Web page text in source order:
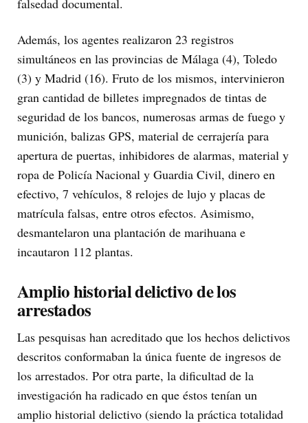
falsedad documental.
Además, los agentes realizaron 23 registros
simultáneos en las provincias de Málaga (4), Toledo
(3) y Madrid (16). Fruto de los mismos, intervinieron
gran cantidad de billetes impregnados de tintas de
seguridad de los bancos, numerosas armas de fuego y
munición, balizas GPS, material de cerrajería para
apertura de puertas, inhibidores de alarmas, material y
ropa de Policía Nacional y Guardia Civil, dinero en
efectivo, 7 vehículos, 8 relojes de lujo y placas de
matrícula falsas, entre otros efectos. Asimismo,
desmantelaron una plantación de marihuana e
incautaron 112 plantas.
Amplio historial delictivo de los
arrestados
Las pesquisas han acreditado que los hechos delictivos
descritos conformaban la única fuente de ingresos de
los arrestados. Por otra parte, la dificultad de la
investigación ha radicado en que éstos tenían un
amplio historial delictivo (siendo la práctica totalidad